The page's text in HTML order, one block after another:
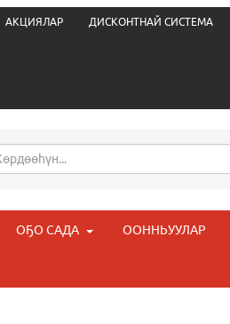
АКЦИЯЛАР ДИСКОНТНАЙ СИСТЕМА
ОҔО САДА ООННЬУУЛАР